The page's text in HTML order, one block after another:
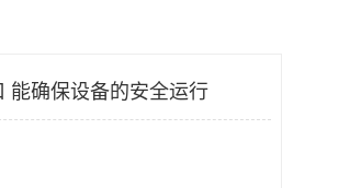
能确保设备的安全运行